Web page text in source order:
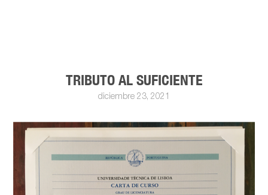
TRIBUTO AL SUFICIENTE
diciembre 23, 2021